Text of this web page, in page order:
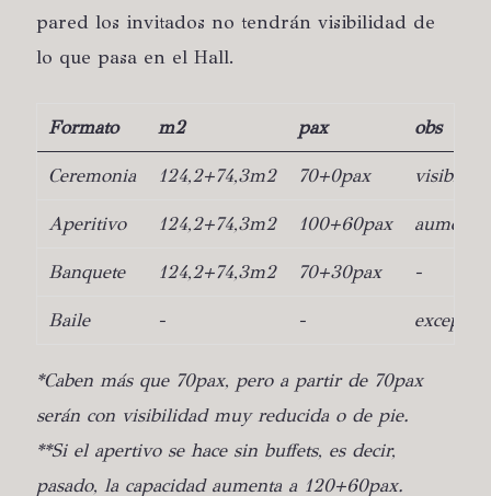
pared los invitados no tendrán visibilidad de
lo que pasa en el Hall.
Formato m2 pax obs
Ceremonia 124,2+74,3m2 70+0pax
Aperitivo 124,2+74,3m2 100+60pax
Banquete 124,2+74,3m2 70+30pax -
Baile - -
*Caben más que 70pax, pero a partir de 70pax
serán con visibilidad muy reducida o de pie.
**Si el apertivo se hace sin buffets, es decir,
pasado, la capacidad aumenta a 120+60pax.